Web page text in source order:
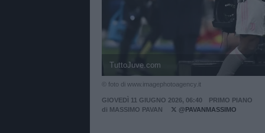
TuttoJuve.com
© foto di www.imagephotoagency.it
GIOVEDÌ 11 GIUGNO 2026, 06:40
PRIMO PIANO
di MASSIMO PAVAN @PAVANMASSIMO